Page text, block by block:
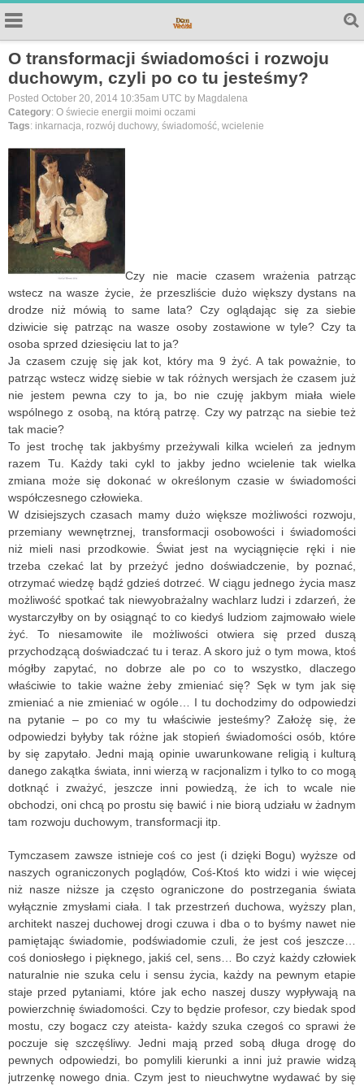
O transformacji świadomości i rozwoju
duchowym, czyli po co tu jesteśmy?
Posted October 20, 2014 10:35am UTC by Magdalena
Category: O świecie energii moimi oczami
Tags: inkarnacja, rozwój duchowy, świadomość, wcielenie
Czy nie macie czasem wrażenia patrząc
wstecz na wasze życie, że przeszliście dużo większy dystans na
drodze niż mówią to same lata? Czy oglądając się za siebie
dziwicie się patrząc na wasze osoby zostawione w tyle? Czy ta
osoba sprzed dziesięciu lat to ja?
Ja czasem czuję się jak kot, który ma 9 żyć. A tak poważnie, to
patrząc wstecz widzę siebie w tak różnych wersjach że czasem już
nie jestem pewna czy to ja, bo nie czuję jakbym miała wiele
wspólnego z osobą, na którą patrzę. Czy wy patrząc na siebie też
tak macie?
To jest trochę tak jakbyśmy przeżywali kilka wcieleń za jednym
razem Tu. Każdy taki cykl to jakby jedno wcielenie tak wielka
zmiana może się dokonać w określonym czasie w świadomości
współczesnego człowieka.
W dzisiejszych czasach mamy dużo większe możliwości rozwoju,
przemiany wewnętrznej, transformacji osobowości i świadomości
niż mieli nasi przodkowie. Świat jest na wyciągnięcie ręki i nie
trzeba czekać lat by przeżyć jedno doświadczenie, by poznać,
otrzymać wiedzę bądź gdzieś dotrzeć. W ciągu jednego życia masz
możliwość spotkać tak niewyobrażalny wachlarz ludzi i zdarzeń, że
wystarczyłby on by osiągnąć to co kiedyś ludziom zajmowało wiele
żyć. To niesamowite ile możliwości otwiera się przed duszą
przychodzącą doświadczać tu i teraz. A skoro już o tym mowa, ktoś
mógłby zapytać, no dobrze ale po co to wszystko, dlaczego
właściwie to takie ważne żeby zmieniać się? Sęk w tym jak się
zmieniać a nie zmieniać w ogóle… I tu dochodzimy do odpowiedzi
na pytanie – po co my tu właściwie jesteśmy? Założę się, że
odpowiedzi byłyby tak różne jak stopień świadomości osób, które
by się zapytało. Jedni mają opinie uwarunkowane religią i kulturą
danego zakątka świata, inni wierzą w racjonalizm i tylko to co mogą
dotknąć i zważyć, jeszcze inni powiedzą, że ich to wcale nie
obchodzi, oni chcą po prostu się bawić i nie biorą udziału w żadnym
tam rozwoju duchowym, transformacji itp.
Tymczasem zawsze istnieje coś co jest (i dzięki Bogu) wyższe od
naszych ograniczonych poglądów, Coś-Ktoś kto widzi i wie więcej
niż nasze niższe ja często ograniczone do postrzegania świata
wyłącznie zmysłami ciała. I tak przestrzeń duchowa, wyższy plan,
architekt naszej duchowej drogi czuwa i dba o to byśmy nawet nie
pamiętając świadomie, podświadomie czuli, że jest coś jeszcze…
coś doniosłego i pięknego, jakiś cel, sens… Bo czyż każdy człowiek
naturalnie nie szuka celu i sensu życia, każdy na pewnym etapie
staje przed pytaniami, które jak echo naszej duszy wypływają na
powierzchnię świadomości. Czy to będzie profesor, czy biedak spod
mostu, czy bogacz czy ateista- każdy szuka czegoś co sprawi że
poczuje się szczęśliwy. Jedni mają przed sobą długa drogę do
pewnych odpowiedzi, bo pomylili kierunki a inni już prawie widzą
jutrzenkę nowego dnia. Czym jest to nieuchwytne wydawać by się